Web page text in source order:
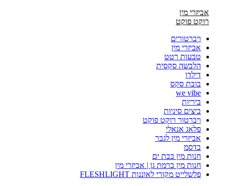
אביזרי מין
רוקט פוקט
ויברטורים
אביזרי מין
טבעות רטט
הלבשה סקסית
דילדו
בובת סקס
we vibe
ביריות
ביצים סיניות
ויברטור רוקט פוקט
פלאג אנאלי
אביזרי מין לגבר
בדסמ
חנות מין בבת ים
חנות מין ברמת גן | אביזרי מין
פלשלייט מקורי לאוננות FLESHLIGHT